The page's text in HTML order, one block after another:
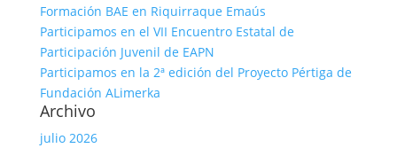
Formación BAE en Riquirraque Emaús
Participamos en el VII Encuentro Estatal de
Participación Juvenil de EAPN
Participamos en la 2ª edición del Proyecto Pértiga de
Fundación ALimerka
Archivo
julio 2026